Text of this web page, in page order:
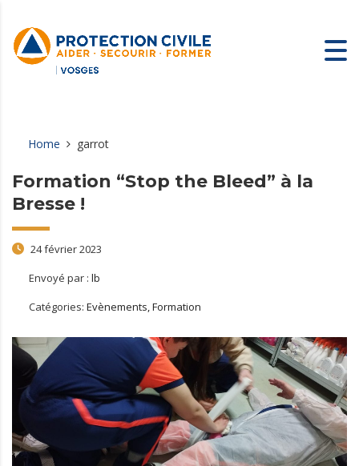
Home garrot
Formation “Stop the Bleed” à la
Bresse !
24 février 2023
Envoyé par : lb
Catégories: Evènements, Formation